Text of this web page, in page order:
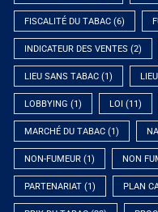
FISCALITÉ DU TABAC(6)
INDICATEUR DES VENTES (2)
LIEU SANS TABAC(1)
LOBBYING (1) LOI (11)
MARCHÉ DU TABAC(1)
NON-FUMEUR(1) NON
PARTENARIAT(1) PLAN